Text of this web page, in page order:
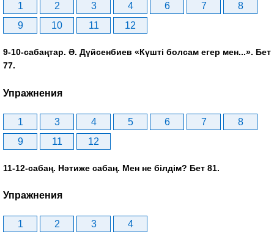
1 2 3 4 6 7
8
9
10 11 12
9-10-сабаңтар. Ә. Дүйсенбиев «Күшті болсам егер мен...». Бет
77.
Упражнения
1 3 4 5 6 7
8
9
11 12
11-12-сабаң. Нәтиже сабаң. Мен не білдім? Бет 81.
Упражнения
1 2 3 4